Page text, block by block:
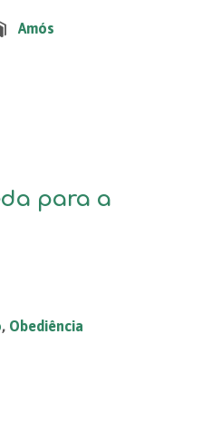
Amós
para a
, Obediência